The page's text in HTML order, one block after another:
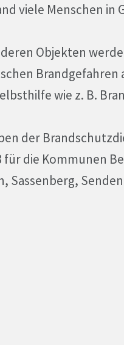
viele Menschen in
Objekten
wie z. B.
der
für die Kommunen
Sassenberg,